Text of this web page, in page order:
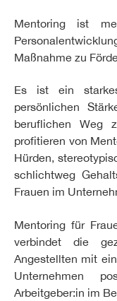
Mentoring ist
Maßnahme zu
Es ist ein
persönlichen
beruflichen Weg
profitieren von
Hürden,
schlichtweg
Frauen im
Mentoring für
verbindet die
Angestellten mit
Unternehmen
Arbeitgeber:in im